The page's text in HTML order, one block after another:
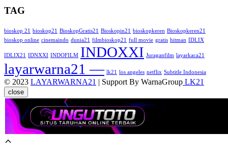
TAG
bioskop 21 bioskop21 BioskopGratis21 Bioskopin21 bioskopkeren Bioskopkeren21
bioskop online cinemaindo dunia21 filmbioskop21 full movie gratis hitman IDLIX
IDLIX21 IDNXXI INDOFILM INDOXXI Juraganfilm layarkaca21
layarwarna21 — lk21 los angeles netflix Subtitle Indonesia
© 2023 LAYARWARNA21 | Support By WarnaGroup LK21
close